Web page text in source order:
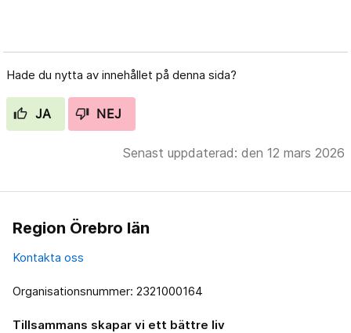
Hade du nytta av innehållet på denna sida?
JA NEJ
Senast uppdaterad: den 12 mars 2026
Region Örebro län
Kontakta oss
Organisationsnummer: 2321000164
Tillsammans skapar vi ett bättre liv